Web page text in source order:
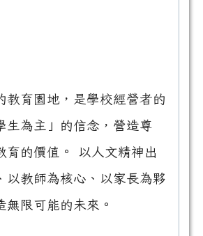
教育園地，是學校經營者的
生為主」的信念，營造尊
育的價值。 以人文精神出
以教師為核心、以家長為夥
限可能的未來。